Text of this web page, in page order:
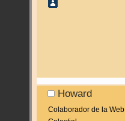
Howard
Colaborador de la Web